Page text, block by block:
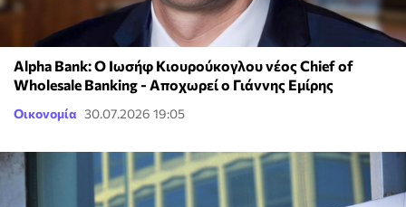
Alpha Bank: Ο Ιωσήφ Κιουρούκογλου νέος Chief of
Wholesale Banking - Αποχωρεί ο Γιάννης Εμίρης
Οικονομία 30.07.2026 19:05